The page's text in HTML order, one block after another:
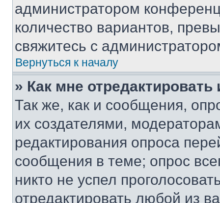
администратором
количество вариантов,
свяжитесь с
Вернуться к началу
» Как мне
Так же, как и сообщения,
их создателями,
редактирования опроса
сообщения в теме; опрос
никто не успел
отредактировать любой из